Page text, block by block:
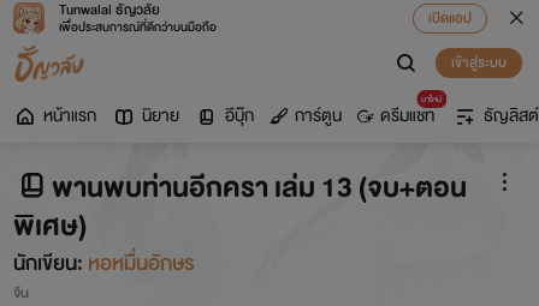
Tunwalai ธัญวลัย
เพื่อประสบการณ์ที่ดีกว่าบนมือถือ
เปิดแอป
เข้าสู่ระบบ
หน้าแรก นิยาย อีบุ๊ก การ์ตูน
มาใหม่
ดรีมแชท ธัญลิสต์
พานพบท่านอีกครา เล่ม 13 (จบ+ตอน
พิเศษ)
นักเขียน: หอหมื่นอักษร
จีน